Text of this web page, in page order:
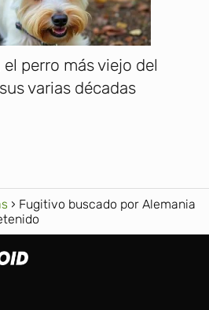
el perro más viejo del
varias décadas
Fugitivo buscado por Alemania